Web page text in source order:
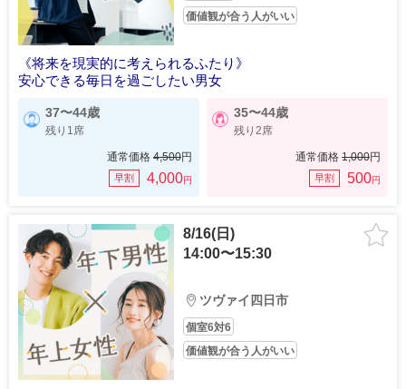
価値観が合う人がいい
《将来を現実的に考えられるふたり》
安心できる毎日を過ごしたい男女
37〜44歳
残り1席
通常価格 4,500円
早割 4,000円
35〜44歳
残り2席
通常価格 1,000円
早割 500円
8/16(日)
14:00〜15:30
ツヴァイ四日市
個室6対6
価値観が合う人がいい